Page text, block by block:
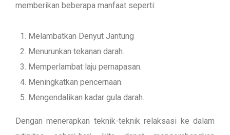
memberikan beberapa manfaat seperti:
Melambatkan Denyut Jantung
Menurunkan tekanan darah.
Memperlambat laju pernapasan.
Meningkatkan pencernaan.
Mengendalikan kadar gula darah.
Dengan menerapkan teknik-teknik relaksasi ke dalam